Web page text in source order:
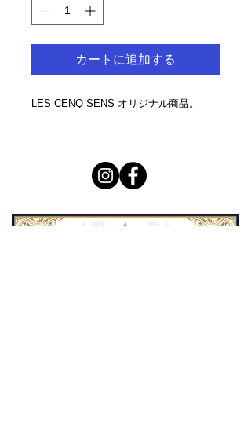
カートに追加する
LES CENQ SENS オリジナル商品。